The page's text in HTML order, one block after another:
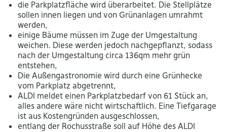
die Parkplatzfläche wird überarbeitet. Die Stellplätze
sollen innen liegen und von Grünanlagen umrahmt
werden,
einige Bäume müssen im Zuge der Umgestaltung
weichen. Diese werden jedoch nachgepflanzt, sodass
nach der Umgestaltung circa 136qm mehr grün
entstehen,
Die Außengastronomie wird durch eine Grünhecke
vom Parkplatz abgetrennt,
ALDI meldet einen Parkplatzbedarf von 61 Stück an,
alles andere wäre nicht wirtschaftlich. Eine Tiefgarage
ist aus Kostengründen ausgeschlossen,
entlang der Rochusstraße soll auf Höhe des ALDI